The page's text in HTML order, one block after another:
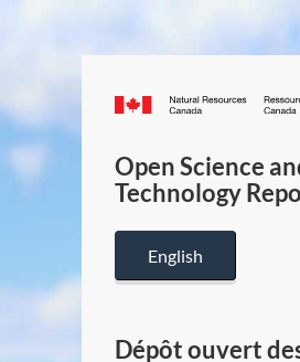
Canada.ca
Open Science
Technology
English
Dépôt ouvert